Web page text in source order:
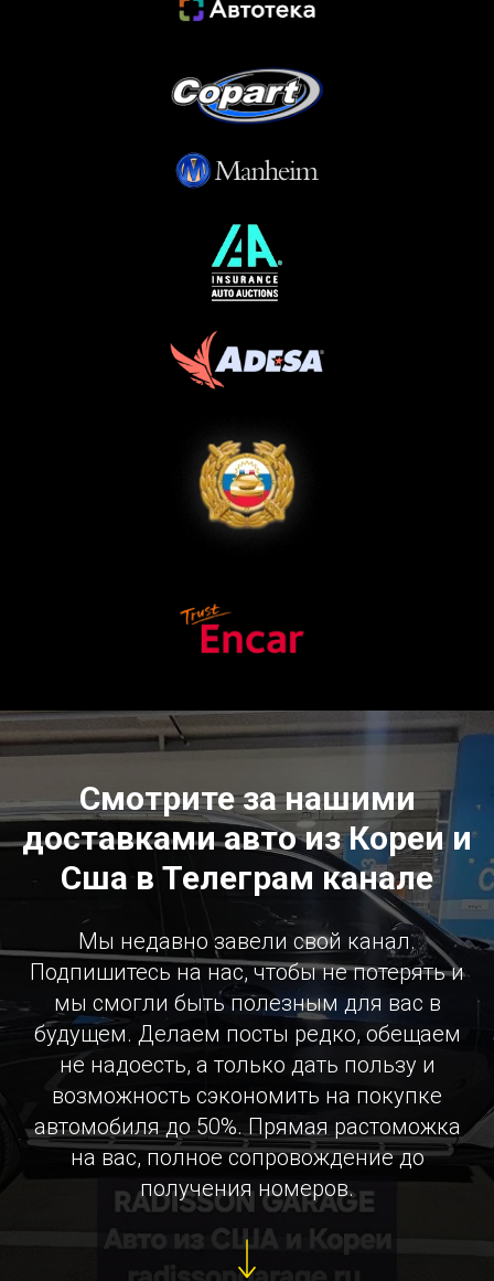
Смотрите за нашими
доставками авто из Кореи и
Сша в Телеграм канале
Мы недавно завели свой канал.
Подпишитесь на нас, чтобы не потерять и
мы смогли быть полезным для вас в
будущем. Делаем посты редко, обещаем
не надоесть, а только дать пользу и
возможность сэкономить на покупке
автомобиля до 50%. Прямая растоможка
на вас, полное сопровождение до
получения номеров.